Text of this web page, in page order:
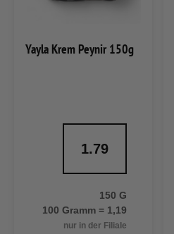
Yayla Krem Peynir 150g
1.79
150 G
100 Gramm = 1,19
nur in der Filiale